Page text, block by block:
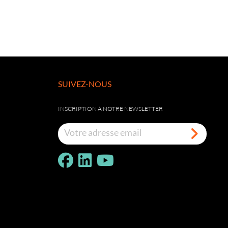
SUIVEZ-NOUS
INSCRIPTION À NOTRE NEWSLETTER